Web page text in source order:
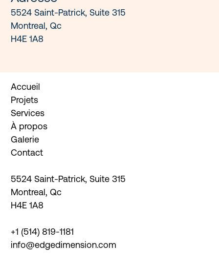
Instagram
Facebook
5524 Saint-Patrick, Suite 315
Montreal, Qc
H4E 1A8
Accueil
Projets
Services
À propos
Galerie
Contact
5524 Saint-Patrick, Suite 315
Montreal, Qc
H4E 1A8
+1 (514) 819-1181
info@edgedimension.com